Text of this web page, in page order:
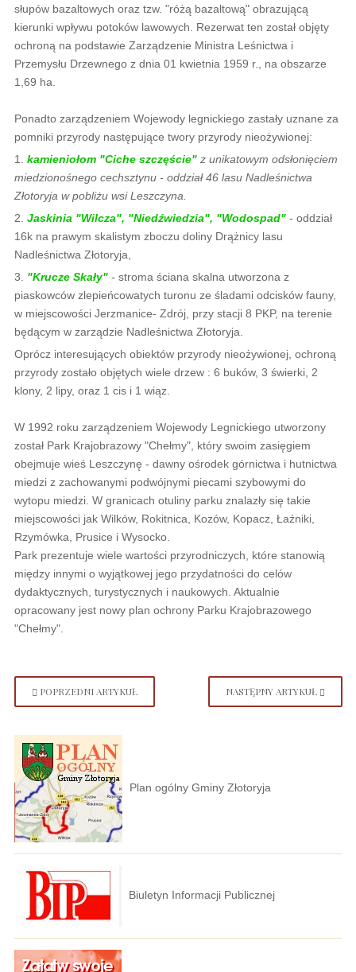
słupów bazaltowych oraz tzw. "różą bazaltową" obrazującą
kierunki wpływu potoków lawowych. Rezerwat ten został objęty
ochroną na podstawie Zarządzenie Ministra Leśnictwa i
Przemysłu Drzewnego z dnia 01 kwietnia 1959 r., na obszarze
1,69 ha.
Ponadto zarządzeniem Wojewody legnickiego zastały uznane za
pomniki przyrody następujące twory przyrody nieożywionej:
1. kamieniołom "Ciche szczęście"z unikatowym odsłonięciem
miedzionośnego cechsztynu - oddział 46 lasu Nadleśnictwa
Złotoryja w pobliżu wsi Leszczyna.
2. Jaskinia "Wilcza", "Niedźwiedzia", "Wodospad"- oddział
16k na prawym skalistym zboczu doliny Drążnicy lasu
Nadleśnictwa Złotoryja,
3. "Krucze Skały"- stroma ściana skalna utworzona z
piaskowców zlepieńcowatych turonu ze śladami odcisków fauny,
w miejscowości Jerzmanice- Zdrój, przy stacji 8 PKP, na terenie
będącym w zarządzie Nadleśnictwa Złotoryja.
Oprócz interesujących obiektów przyrody nieożywionej, ochroną
przyrody zostało objętych wiele drzew : 6 buków, 3 świerki, 2
klony, 2 lipy, oraz 1 cis i 1 wiąz.
W 1992 roku zarządzeniem Wojewody Legnickiego utworzony
został Park Krajobrazowy "Chełmy", który swoim zasięgiem
obejmuje wieś Leszczynę - dawny ośrodek górnictwa i hutnictwa
miedzi z zachowanymi podwójnymi piecami szybowymi do
wytopu miedzi. W granicach otuliny parku znalazły się takie
miejscowości jak Wilków, Rokitnica, Kozów, Kopacz, Łaźniki,
Rzymówka, Prusice i Wysocko.
Park prezentuje wiele wartości przyrodniczych, które stanowią
między innymi o wyjątkowej jego przydatności do celów
dydaktycznych, turystycznych i naukowych. Aktualnie
opracowany jest nowy plan ochrony Parku Krajobrazowego
"Chełmy".
POPRZEDNI ARTYKUŁ NASTĘPNY ARTYKUŁ
Plan ogólny Gminy Złotoryja
Biuletyn Informacji Publicznej